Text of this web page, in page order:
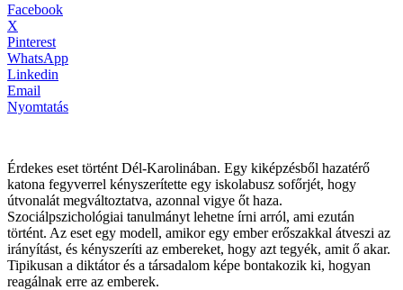
Facebook
X
Pinterest
WhatsApp
Linkedin
Email
Nyomtatás
Érdekes eset történt Dél-Karolinában. Egy kiképzésből hazatérő
katona fegyverrel kényszerítette egy iskolabusz sofőrjét, hogy
útvonalát megváltoztatva, azonnal vigye őt haza.
Szociálpszichológiai tanulmányt lehetne írni arról, ami ezután
történt. Az eset egy modell, amikor egy ember erőszakkal átveszi az
irányítást, és kényszeríti az embereket, hogy azt tegyék, amit ő akar.
Tipikusan a diktátor és a társadalom képe bontakozik ki, hogyan
reagálnak erre az emberek.